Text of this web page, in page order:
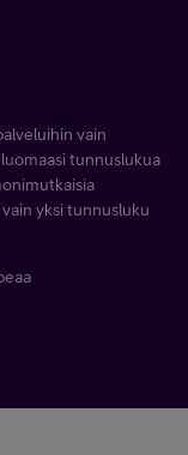
vain
tunnuslukua
yksi tunnusluku